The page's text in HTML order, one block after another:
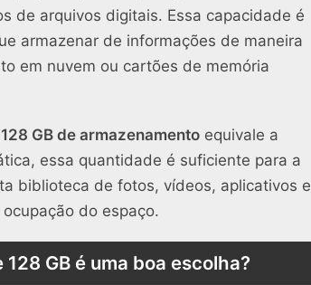
de arquivos digitais. Essa capacidade é
armazenar de informações de maneira
em nuvem ou cartões de memória
128 GB de armazenamento equivale a
essa quantidade é suficiente para a
biblioteca de fotos, vídeos, aplicativos e
do espaço.
GB é uma boa escolha?